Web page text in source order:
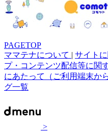
PAGETOP
ママテナについて | サイト
プ・コンテンツ配信等に関
にあたって（ご利用端末か
グ一覧
>